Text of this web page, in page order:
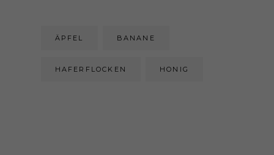
ÄPFEL BANANE
HAFERFLOCKEN HONIG